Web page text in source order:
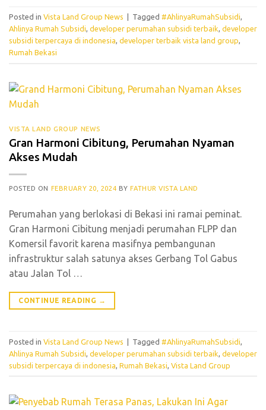
Posted in Vista Land Group News Tagged #AhlinyaRumahSubsidi,
Ahlinya Rumah Subsidi, developer perumahan subsidi terbaik, developer
subsidi terpercaya di indonesia, developer terbaik vista land group,
Rumah Bekasi
VISTA LAND GROUP NEWS
Gran Harmoni Cibitung, Perumahan Nyaman
Akses Mudah
POSTED ON FEBRUARY 20, 2024 BY FATHUR VISTA LAND
Perumahan yang berlokasi di Bekasi ini ramai peminat.
Gran Harmoni Cibitung menjadi perumahan FLPP dan
Komersil favorit karena masifnya pembangunan
infrastruktur salah satunya akses Gerbang Tol Gabus
atau Jalan Tol …
CONTINUE READING →
Posted in Vista Land Group News | Tagged #AhlinyaRumahSubsidi
Ahlinya Rumah Subsidi developer perumahan subsidi terbaik developer
subsidi terpercaya di indonesia Rumah Bekasi Vista Land Group